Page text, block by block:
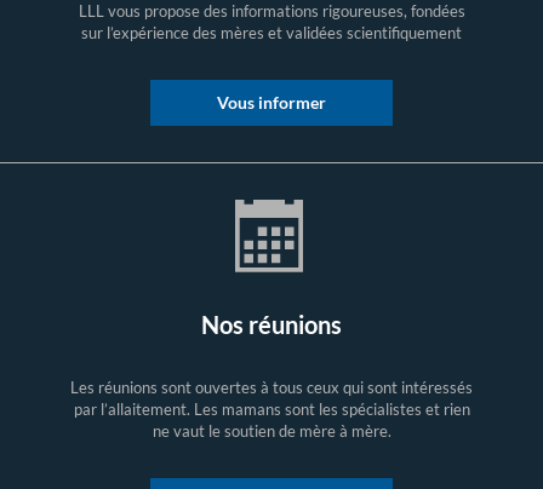
LLL vous propose des informations rigoureuses, fondées
sur l’expérience des mères et validées scientifiquement
Vous informer
Nos réunions
Les réunions sont ouvertes à tous ceux qui sont intéressés
par l’allaitement. Les mamans sont les spécialistes et rien
ne vaut le soutien de mère à mère.